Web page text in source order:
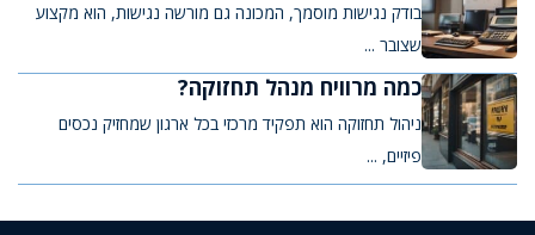
בודק נגישות מוסמך, המכונה גם מורשה נגישות, הוא מקצוע
שצובר ...
כמה מרוויח מנהל תחזוקה?
ניהול תחזוקה הוא תפקיד מרכזי בכל ארגון שמחזיק נכסים
פיזיים, ...